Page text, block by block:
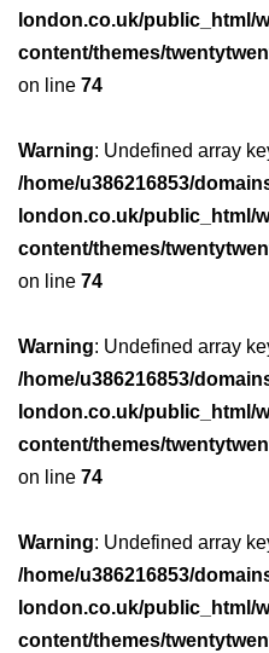
london.co.uk/public_html/
content/themes/
on line 74
Warning: Undefined array
/home/u386216853/
london.co.uk/public_html/
content/themes/
on line 74
Warning: Undefined array
/home/u386216853/
london.co.uk/public_html/
content/themes/
on line 74
Warning: Undefined array
/home/u386216853/
london.co.uk/public_html/
content/themes/